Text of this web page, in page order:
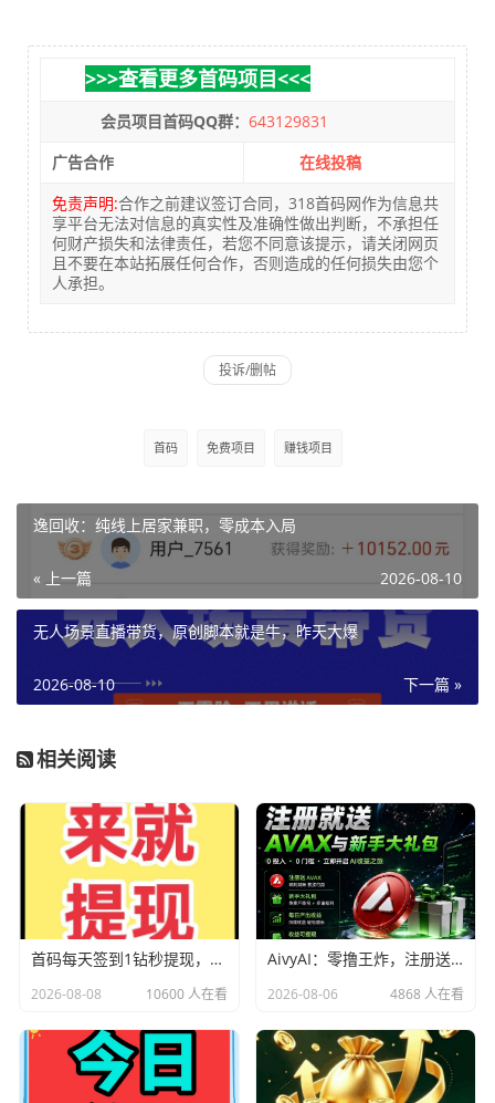
>>>查看更多首码项目<<<
会员项目首码QQ群： 643129831
广告合作
在线投稿
免责声明:合作之前建议签订合同，318首码网作为信息共
享平台无法对信息的真实性及准确性做出判断，不承担任
何财产损失和法律责任，若您不同意该提示，请关闭网页
且不要在本站拓展任何合作，否则造成的任何损失由您个
人承担。
首码 免费项目 赚钱项目
逸回收：纯线上居家兼职，零成本入局
« 上一篇 2026-08-10
无人场景直播带货，原创脚本就是牛，昨天大爆
下一篇 »
2026-08-10
相关阅读
首码每天签到1钻秒提现，暴力直推30%，5代每日收益，0.1提秒到
2026-08-08 10600 人在看
AivyAI：零撸王炸，注册送AVAX与新手大礼包，内测刚上线速度上车！
2026-08-06 4868 人在看